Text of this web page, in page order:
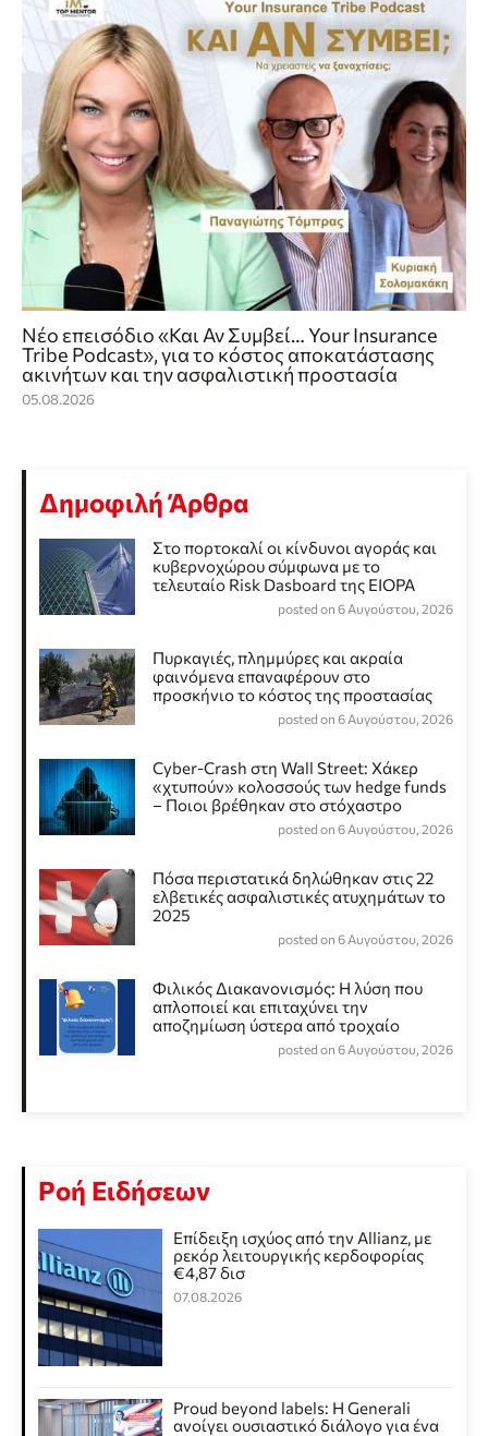
Νέο επεισόδιο «Και Αν Συμβεί… Your Insurance
Tribe Podcast», για το κόστος αποκατάστασης
ακινήτων και την ασφαλιστική προστασία
05.08.2026
Δημοφιλή Άρθρα
Στο πορτοκαλί οι κίνδυνοι αγοράς και
κυβερνοχώρου σύμφωνα με το
τελευταίο Risk Dasboard της EIOPA
posted on 6 Αυγούστου, 2026
Πυρκαγιές, πλημμύρες και ακραία
φαινόμενα επαναφέρουν στο
προσκήνιο το κόστος της προστασίας
posted on 6 Αυγούστου, 2026
Cyber-Crash στη Wall Street: Χάκερ
«χτυπούν» κολοσσούς των hedge funds
– Ποιοι βρέθηκαν στο στόχαστρο
posted on 6 Αυγούστου, 2026
Πόσα περιστατικά δηλώθηκαν στις 22
ελβετικές ασφαλιστικές ατυχημάτων το
2025
posted on 6 Αυγούστου, 2026
Φιλικός Διακανονισμός: Η λύση που
απλοποιεί και επιταχύνει την
αποζημίωση ύστερα από τροχαίο
posted on 6 Αυγούστου, 2026
Ροή Ειδήσεων
Επίδειξη ισχύος από την Allianz, με
ρεκόρ λειτουργικής κερδοφορίας
€4,87 δισ
07.08.2026
Proud beyond labels: Η Generali
ανοίγει ουσιαστικό διάλογο για ένα